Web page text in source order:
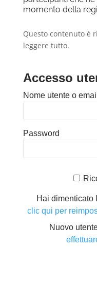
momento della
Questo contenuto è
leggere tutto.
Accesso
Nome utente o email
Password
Hai dimenticato
clic qui per
Nuovo